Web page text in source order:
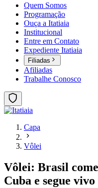
Quem Somos
Programação
Ouça a Itatiaia
Institucional
Entre em Contato
Expediente Itatiaia
Filiadas
Afiliadas
Trabalhe Conosco
Capa
Vôlei
Vôlei: Brasil
Cuba e segue